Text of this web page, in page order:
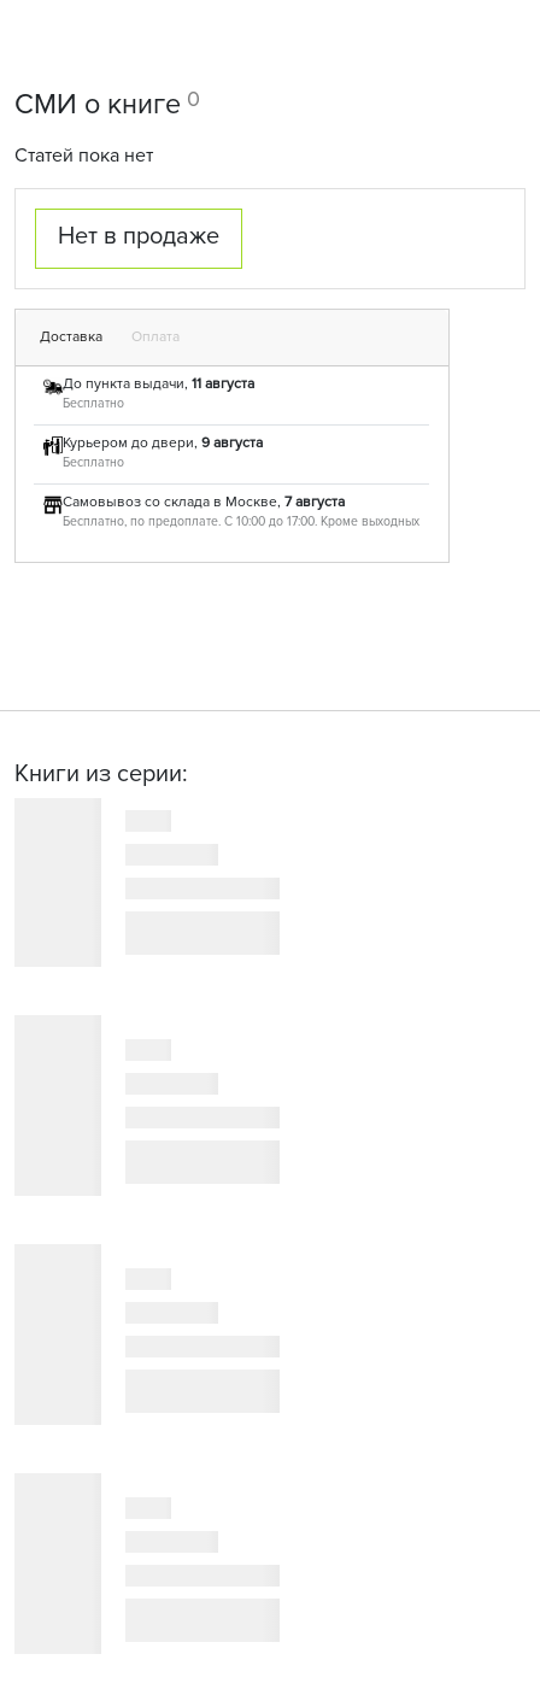
СМИ о книге 0
Статей пока нет
Нет в продаже
Доставка Оплата
До пункта выдачи, 11 августа
Бесплатно
Курьером до двери, 9 августа
Бесплатно
Самовывоз со склада в Москве, 7 августа
Бесплатно, по предоплате. С 10:00 до 17:00. Кроме выходных
Книги из серии: